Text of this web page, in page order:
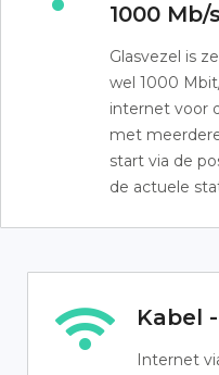
1000 Mb/s
Glasvezel is
wel 1000
internet voor
met
start via de
de actuele
Kabel
Internet